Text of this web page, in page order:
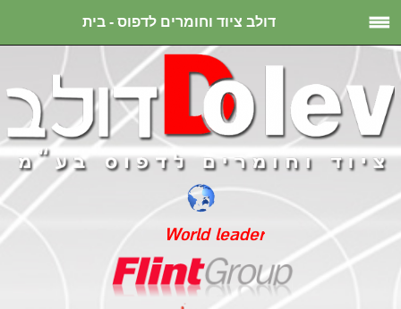
דולב ציוד וחומרים לדפוס - בית
World leader